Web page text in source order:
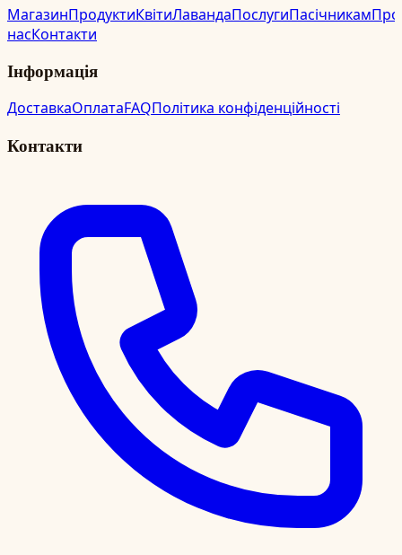
МагазинПродуктиКвітиЛавандаПослугиПасічникамПро
насКонтакти
Інформація
ДоставкаОплатаFAQПолітика конфіденційності
Контакти